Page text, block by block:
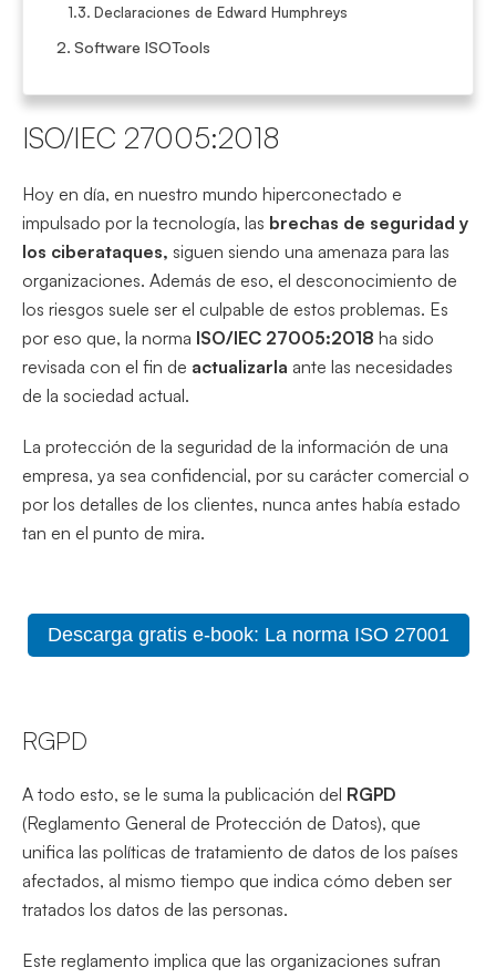
Declaraciones de Edward Humphreys
Software ISOTools
ISO/IEC 27005:2018
Hoy en día, en nuestro mundo hiperconectado e
impulsado por la tecnología, las brechas de seguridad y
los ciberataques, siguen siendo una amenaza para las
organizaciones. Además de eso, el desconocimiento de
los riesgos suele ser el culpable de estos problemas. Es
por eso que, la norma ISO/IEC 27005:2018 ha sido
revisada con el fin de actualizarla ante las necesidades
de la sociedad actual.
La protección de la seguridad de la información de una
empresa, ya sea confidencial, por su carácter comercial o
por los detalles de los clientes, nunca antes había estado
tan en el punto de mira.
Descarga gratis e-book: La norma ISO 27001
RGPD
A todo esto, se le suma la publicación del RGPD
(Reglamento General de Protección de Datos), que
unifica las políticas de tratamiento de datos de los países
afectados, al mismo tiempo que indica cómo deben ser
tratados los datos de las personas.
Este reglamento implica que las organizaciones sufran